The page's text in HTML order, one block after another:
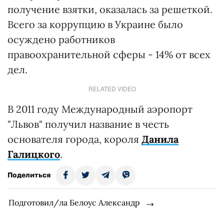
получение взятки, оказалась за решеткой.
Всего за коррупцию в Украине было
осуждено работников
правоохранительной сферы - 14% от всех
дел.
RELATED VIDEO
В 2011 году Международный аэропорт
"Львов" получил название в честь
основателя города, короля Данила
Галицкого.
Поделиться
Подготовил/ла Белоус Александр